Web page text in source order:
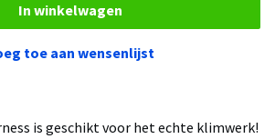
In winkelwagen
toe aan wensenlijst
is geschikt voor het echte klimwerk!